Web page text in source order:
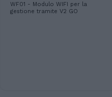
WF01 - Modulo WIFI per la
gestione tramite V2 GO